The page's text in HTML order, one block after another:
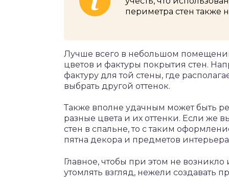
периметра стен также
Лучше всего в небольшом
цветов и фактуры покрытия стен.
фактуру для той стены, где
выбрать другой оттенок.
Также вполне удачным может быть
разные цвета и их оттенки. Если же
стен в спальне, то с таким
пятна декора и предметов
Главное, чтобы при этом не
утомлять взгляд, нежели создавать